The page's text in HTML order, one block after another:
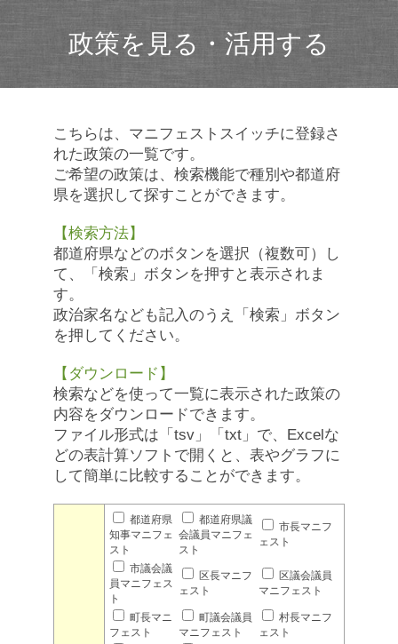
政策を見る・活用する
こちらは、マニフェストスイッチに登録さ
れた政策の一覧です。
ご希望の政策は、検索機能で種別や都道府
県を選択して探すことができます。
【検索方法】
都道府県などのボタンを選択（複数可）し
て、「検索」ボタンを押すと表示されま
す。
政治家名なども記入のうえ「検索」ボタン
を押してください。
【ダウンロード】
検索などを使って一覧に表示された政策の
内容をダウンロードできます。
ファイル形式は「tsv」「txt」で、Excelな
どの表計算ソフトで開くと、表やグラフに
して簡単に比較することができます。
都道府県
知事マニフェ
スト
都道府県議
会議員マニフェ
スト
市長マニフ
ェスト
市議会議
員マニフェス
ト
区長マニフ
ェスト
区議会議員
マニフェスト
町長マニ
フェスト
町議会議員
マニフェスト
村長マニフ
ェスト